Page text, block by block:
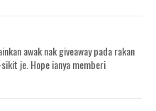
awak nak giveaway pada rakan
je. Hope ianya memberi